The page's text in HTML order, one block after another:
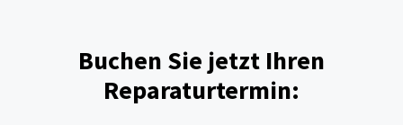
Buchen Sie jetzt Ihren
Reparaturtermin: